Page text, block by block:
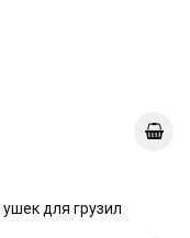
для грузил